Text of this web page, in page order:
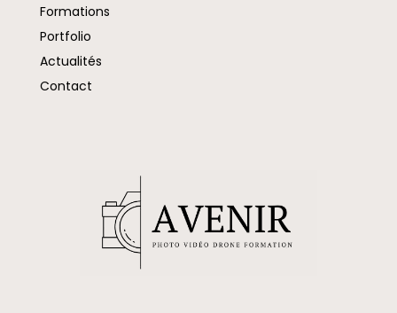
Formations
Portfolio
Actualités
Contact